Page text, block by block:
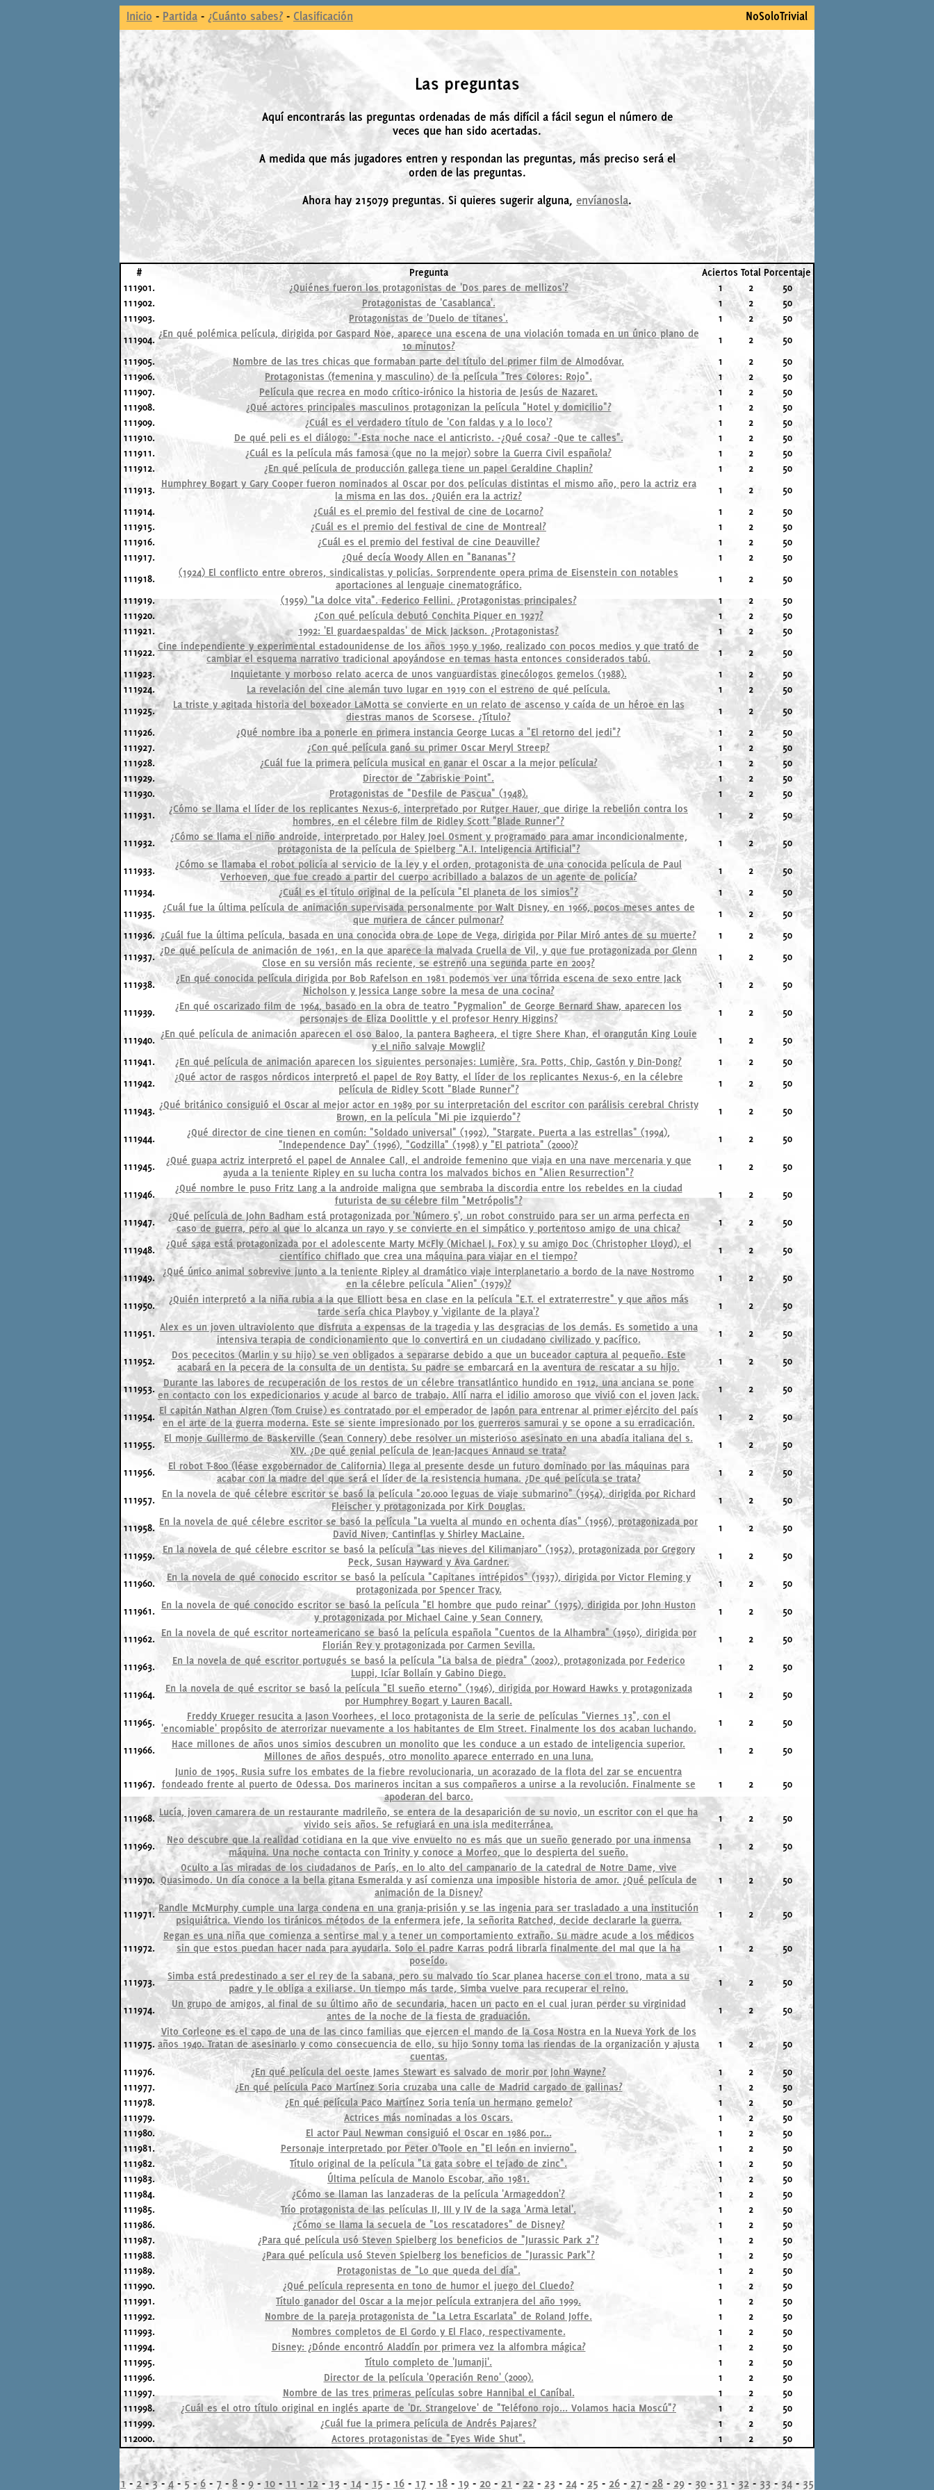
Inicio - Partida - ¿Cuánto sabes? - Clasificación NoSoloTrivial
Las preguntas
Aquí encontrarás las preguntas ordenadas de más difícil a fácil segun el número de
veces que han sido acertadas.
A medida que más jugadores entren y respondan las preguntas, más preciso será el
orden de las preguntas.
Ahora hay 215079 preguntas. Si quieres sugerir alguna, envíanosla.
# Pregunta Aciertos Total Porcentaje
111901.
¿Quiénes fueron los protagonistas de 'Dos pares de mellizos'? 1 2
50
111902.
Protagonistas de 'Casablanca'. 1 2
50
111903.
Protagonistas de 'Duelo de titanes'. 1 2
50
111904. ¿En qué polémica película, dirigida por Gaspard Noe, aparece una escena de una violación tomada en un único plano de
10 minutos?
1 2
50
111905.
Nombre de las tres chicas que formaban parte del título del primer film de Almodóvar. 1 2
50
111906.
Protagonistas (femenina y masculino) de la película "Tres Colores: Rojo". 1 2
50
111907.
Película que recrea en modo crítico-irónico la historia de Jesús de Nazaret. 1 2
50
111908.
¿Qué actores principales masculinos protagonizan la película "Hotel y domicilio"? 1 2
50
111909.
¿Cuál es el verdadero título de 'Con faldas y a lo loco'? 1 2
50
111910.
De qué peli es el diálogo: "-Esta noche nace el anticristo. -¿Qué cosa? -Que te calles". 1 2
50
111911.
¿Cuál es la película más famosa (que no la mejor) sobre la Guerra Civil española? 1 2
50
111912.
¿En qué película de producción gallega tiene un papel Geraldine Chaplin? 1 2
50
111913. Humphrey Bogart y Gary Cooper fueron nominados al Oscar por dos películas distintas el mismo año, pero la actriz era
la misma en las dos. ¿Quién era la actriz?
1 2
50
111914.
¿Cuál es el premio del festival de cine de Locarno? 1 2
50
111915.
¿Cuál es el premio del festival de cine de Montreal? 1 2
50
111916.
¿Cuál es el premio del festival de cine Deauville? 1 2
50
111917.
¿Qué decía Woody Allen en "Bananas"? 1 2
50
111918.
(1924) El conflicto entre obreros, sindicalistas y policías. Sorprendente opera prima de Eisenstein con notables
aportaciones al lenguaje cinematográfico.
1 2
50
111919.
(1959) "La dolce vita". Federico Fellini. ¿Protagonistas principales? 1 2
50
111920.
¿Con qué película debutó Conchita Piquer en 1927? 1 2
50
111921.
1992: 'El guardaespaldas' de Mick Jackson. ¿Protagonistas? 1 2
50
111922. Cine independiente y experimental estadounidense de los años 1950 y 1960, realizado con pocos medios y que trató de
cambiar el esquema narrativo tradicional apoyándose en temas hasta entonces considerados tabú.
1 2
50
111923.
Inquietante y morboso relato acerca de unos vanguardistas ginecólogos gemelos (1988). 1 2
50
111924.
La revelación del cine alemán tuvo lugar en 1919 con el estreno de qué película. 1 2
50
111925.
La triste y agitada historia del boxeador LaMotta se convierte en un relato de ascenso y caída de un héroe en las
diestras manos de Scorsese. ¿Título?
1 2
50
111926.
¿Qué nombre iba a ponerle en primera instancia George Lucas a "El retorno del jedi"? 1 2
50
111927.
¿Con qué película ganó su primer Oscar Meryl Streep? 1 2
50
111928.
¿Cuál fue la primera película musical en ganar el Oscar a la mejor película? 1 2
50
111929.
Director de "Zabriskie Point". 1 2
50
111930.
Protagonistas de "Desfile de Pascua" (1948). 1 2
50
111931.
¿Cómo se llama el líder de los replicantes Nexus-6, interpretado por Rutger Hauer, que dirige la rebelión contra los
hombres, en el célebre film de Ridley Scott "Blade Runner"?
1 2 50
111932.
¿Cómo se llama el niño androide, interpretado por Haley Joel Osment y programado para amar incondicionalmente,
protagonista de la película de Spielberg "A.I. Inteligencia Artificial"?
1 2 50
111933.
¿Cómo se llamaba el robot policía al servicio de la ley y el orden, protagonista de una conocida película de Paul
Verhoeven, que fue creado a partir del cuerpo acribillado a balazos de un agente de policía?
1 2
50
111934.
¿Cuál es el título original de la película "El planeta de los simios"? 1 2
50
111935.
¿Cuál fue la última película de animación supervisada personalmente por Walt Disney, en 1966, pocos meses antes de
que muriera de cáncer pulmonar?
1 2
50
111936. ¿Cuál fue la última película, basada en una conocida obra de Lope de Vega, dirigida por Pilar Miró antes de su muerte? 1 2
50
111937. ¿De qué película de animación de 1961, en la que aparece la malvada Cruella de Vil, y que fue protagonizada por Glenn
Close en su versión más reciente, se estrenó una segunda parte en 2003?
1 2 50
111938.
¿En qué conocida película dirigida por Bob Rafelson en 1981 podemos ver una tórrida escena de sexo entre Jack
Nicholson y Jessica Lange sobre la mesa de una cocina?
1 2 50
111939.
¿En qué oscarizado film de 1964, basado en la obra de teatro "Pygmalion" de George Bernard Shaw, aparecen los
personajes de Eliza Doolittle y el profesor Henry Higgins?
1 2 50
111940. ¿En qué película de animación aparecen el oso Baloo, la pantera Bagheera, el tigre Shere Khan, el orangután King Louie
y el niño salvaje Mowgli?
1 2
50
111941.
¿En qué película de animación aparecen los siguientes personajes: Lumière, Sra. Potts, Chip, Gastón y Din-Dong? 1 2
50
111942.
¿Qué actor de rasgos nórdicos interpretó el papel de Roy Batty, el líder de los replicantes Nexus-6, en la célebre
película de Ridley Scott "Blade Runner"?
1 2 50
111943. ¿Qué británico consiguió el Oscar al mejor actor en 1989 por su interpretación del escritor con parálisis cerebral Christy
Brown, en la película "Mi pie izquierdo"?
1 2 50
111944.
¿Qué director de cine tienen en común: "Soldado universal" (1992), "Stargate. Puerta a las estrellas" (1994),
"Independence Day" (1996), "Godzilla" (1998) y "El patriota" (2000)?
1 2 50
111945.
¿Qué guapa actriz interpretó el papel de Annalee Call, el androide femenino que viaja en una nave mercenaria y que
ayuda a la teniente Ripley en su lucha contra los malvados bichos en "Alien Resurrection"?
1 2 50
111946.
¿Qué nombre le puso Fritz Lang a la androide maligna que sembraba la discordia entre los rebeldes en la ciudad
futurista de su célebre film "Metrópolis"?
1 2 50
111947.
¿Qué película de John Badham está protagonizada por 'Número 5', un robot construido para ser un arma perfecta en
caso de guerra, pero al que lo alcanza un rayo y se convierte en el simpático y portentoso amigo de una chica?
1 2 50
111948.
¿Qué saga está protagonizada por el adolescente Marty McFly (Michael J. Fox) y su amigo Doc (Christopher Lloyd), el
científico chiflado que crea una máquina para viajar en el tiempo?
1 2 50
111949.
¿Qué único animal sobrevive junto a la teniente Ripley al dramático viaje interplanetario a bordo de la nave Nostromo
en la célebre película "Alien" (1979)?
1 2 50
111950.
¿Quién interpretó a la niña rubia a la que Elliott besa en clase en la película "E.T. el extraterrestre" y que años más
tarde sería chica Playboy y 'vigilante de la playa'?
1 2 50
111951. Alex es un joven ultraviolento que disfruta a expensas de la tragedia y las desgracias de los demás. Es sometido a una
intensiva terapia de condicionamiento que lo convertirá en un ciudadano civilizado y pacífico.
1 2 50
111952.
Dos pececitos (Marlin y su hijo) se ven obligados a separarse debido a que un buceador captura al pequeño. Este
acabará en la pecera de la consulta de un dentista. Su padre se embarcará en la aventura de rescatar a su hijo.
1 2 50
111953.
Durante las labores de recuperación de los restos de un célebre transatlántico hundido en 1912, una anciana se pone
en contacto con los expedicionarios y acude al barco de trabajo. Allí narra el idilio amoroso que vivió con el joven Jack.
1 2 50
111954. El capitán Nathan Algren (Tom Cruise) es contratado por el emperador de Japón para entrenar al primer ejército del país
en el arte de la guerra moderna. Este se siente impresionado por los guerreros samurai y se opone a su erradicación.
1 2 50
111955.
El monje Guillermo de Baskerville (Sean Connery) debe resolver un misterioso asesinato en una abadía italiana del s.
XIV. ¿De qué genial película de Jean-Jacques Annaud se trata?
1 2 50
111956.
El robot T-800 (léase exgobernador de California) llega al presente desde un futuro dominado por las máquinas para
acabar con la madre del que será el líder de la resistencia humana. ¿De qué película se trata?
1 2 50
111957.
En la novela de qué célebre escritor se basó la película "20.000 leguas de viaje submarino" (1954), dirigida por Richard
Fleischer y protagonizada por Kirk Douglas.
1 2 50
111958. En la novela de qué célebre escritor se basó la película "La vuelta al mundo en ochenta días" (1956), protagonizada por
David Niven, Cantinflas y Shirley MacLaine.
1 2 50
111959.
En la novela de qué célebre escritor se basó la película "Las nieves del Kilimanjaro" (1952), protagonizada por Gregory
Peck, Susan Hayward y Ava Gardner.
1 2 50
111960.
En la novela de qué conocido escritor se basó la película "Capitanes intrépidos" (1937), dirigida por Victor Fleming y
protagonizada por Spencer Tracy.
1 2 50
111961. En la novela de qué conocido escritor se basó la película "El hombre que pudo reinar" (1975), dirigida por John Huston
y protagonizada por Michael Caine y Sean Connery.
1 2 50
111962. En la novela de qué escritor norteamericano se basó la película española "Cuentos de la Alhambra" (1950), dirigida por
Florián Rey y protagonizada por Carmen Sevilla.
1 2 50
111963.
En la novela de qué escritor portugués se basó la película "La balsa de piedra" (2002), protagonizada por Federico
Luppi, Icíar Bollaín y Gabino Diego.
1 2 50
111964.
En la novela de qué escritor se basó la película "El sueño eterno" (1946), dirigida por Howard Hawks y protagonizada
por Humphrey Bogart y Lauren Bacall.
1 2 50
111965.
Freddy Krueger resucita a Jason Voorhees, el loco protagonista de la serie de películas "Viernes 13", con el
'encomiable' propósito de aterrorizar nuevamente a los habitantes de Elm Street. Finalmente los dos acaban luchando.
1 2 50
111966.
Hace millones de años unos simios descubren un monolito que les conduce a un estado de inteligencia superior.
Millones de años después, otro monolito aparece enterrado en una luna.
1 2 50
111967.
Junio de 1905. Rusia sufre los embates de la fiebre revolucionaria, un acorazado de la flota del zar se encuentra
fondeado frente al puerto de Odessa. Dos marineros incitan a sus compañeros a unirse a la revolución. Finalmente se
apoderan del barco.
1 2 50
111968. Lucía, joven camarera de un restaurante madrileño, se entera de la desaparición de su novio, un escritor con el que ha
vivido seis años. Se refugiará en una isla mediterránea.
1 2 50
111969.
Neo descubre que la realidad cotidiana en la que vive envuelto no es más que un sueño generado por una inmensa
máquina. Una noche contacta con Trinity y conoce a Morfeo, que lo despierta del sueño.
1 2 50
111970.
Oculto a las miradas de los ciudadanos de París, en lo alto del campanario de la catedral de Notre Dame, vive
Quasimodo. Un día conoce a la bella gitana Esmeralda y así comienza una imposible historia de amor. ¿Qué película de
animación de la Disney?
1 2 50
111971. Randle McMurphy cumple una larga condena en una granja-prisión y se las ingenia para ser trasladado a una institución
psiquiátrica. Viendo los tiránicos métodos de la enfermera jefe, la señorita Ratched, decide declararle la guerra.
1 2 50
111972.
Regan es una niña que comienza a sentirse mal y a tener un comportamiento extraño. Su madre acude a los médicos
sin que estos puedan hacer nada para ayudarla. Solo el padre Karras podrá librarla finalmente del mal que la ha
poseído.
1 2 50
111973.
Simba está predestinado a ser el rey de la sabana, pero su malvado tío Scar planea hacerse con el trono, mata a su
padre y le obliga a exiliarse. Un tiempo más tarde, Simba vuelve para recuperar el reino.
1 2 50
111974.
Un grupo de amigos, al final de su último año de secundaria, hacen un pacto en el cual juran perder su virginidad
antes de la noche de la fiesta de graduación.
1 2 50
111975.
Vito Corleone es el capo de una de las cinco familias que ejercen el mando de la Cosa Nostra en la Nueva York de los
años 1940. Tratan de asesinarlo y como consecuencia de ello, su hijo Sonny toma las riendas de la organización y ajusta
cuentas.
1 2 50
111976. ¿En qué película del oeste James Stewart es salvado de morir por John Wayne? 1 2
50
111977.
¿En qué película Paco Martínez Soria cruzaba una calle de Madrid cargado de gallinas? 1 2
50
111978.
¿En qué película Paco Martínez Soria tenía un hermano gemelo? 1 2
50
111979.
Actrices más nominadas a los Oscars. 1 2
50
111980.
El actor Paul Newman consiguió el Oscar en 1986 por... 1 2
50
111981.
Personaje interpretado por Peter O'Toole en "El león en invierno". 1 2
50
111982.
Título original de la película "La gata sobre el tejado de zinc". 1 2
50
111983.
Última película de Manolo Escobar, año 1981. 1 2
50
111984.
¿Cómo se llaman las lanzaderas de la película 'Armageddon'? 1 2
50
111985.
Trío protagonista de las películas II, III y IV de la saga 'Arma letal'. 1 2
50
111986.
¿Cómo se llama la secuela de "Los rescatadores" de Disney? 1 2
50
111987.
¿Para qué película usó Steven Spielberg los beneficios de "Jurassic Park 2"? 1 2
50
111988.
¿Para qué película usó Steven Spielberg los beneficios de "Jurassic Park"? 1 2
50
111989.
Protagonistas de "Lo que queda del día". 1 2
50
111990.
¿Qué película representa en tono de humor el juego del Cluedo? 1 2
50
111991.
Título ganador del Oscar a la mejor película extranjera del año 1999. 1 2
50
111992.
Nombre de la pareja protagonista de "La Letra Escarlata" de Roland Joffe. 1 2
50
111993.
Nombres completos de El Gordo y El Flaco, respectivamente. 1 2
50
111994.
Disney: ¿Dónde encontró Aladdín por primera vez la alfombra mágica? 1 2
50
111995.
Título completo de 'Jumanji'. 1 2
50
111996.
Director de la película 'Operación Reno' (2000). 1 2
50
111997.
Nombre de las tres primeras películas sobre Hannibal el Caníbal. 1 2
50
111998.
¿Cuál es el otro título original en inglés aparte de 'Dr. Strangelove' de "Teléfono rojo... Volamos hacia Moscú"? 1 2
50
111999.
¿Cuál fue la primera película de Andrés Pajares? 1 2
50
112000.
Actores protagonistas de "Eyes Wide Shut". 1 2 50
1- 2-3- 4 - 5-6 - 7 - 8 - 9 - 10 - 11 - 12 -13 - 14 - 15 - 16 - 17 - 18 - 19 - 20 - 21 - 22 - 23 - 24 - 25 - 26 - 27 - 28 - 29 - 30 - 31 - 32 - 33- 34 - 35